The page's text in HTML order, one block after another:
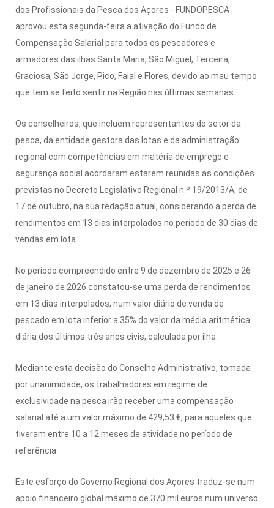
dos Profissionais da Pesca dos Açores - FUNDOPESCA
aprovou esta segunda-feira a ativação do Fundo de
Compensação Salarial para todos os pescadores e
armadores das ilhas Santa Maria, São Miguel, Terceira,
Graciosa, São Jorge, Pico, Faial e Flores, devido ao mau tempo
que tem se feito sentir na Região nas últimas semanas.
Os conselheiros, que incluem representantes do setor da
pesca, da entidade gestora das lotas e da administração
regional com competências em matéria de emprego e
segurança social acordaram estarem reunidas as condições
previstas no Decreto Legislativo Regional n.º 19/2013/A, de
17 de outubro, na sua redação atual, considerando a perda de
rendimentos em 13 dias interpolados no período de 30 dias de
vendas em lota.
No período compreendido entre 9 de dezembro de 2025 e 26
de janeiro de 2026 constatou-se uma perda de rendimentos
em 13 dias interpolados, num valor diário de venda de
pescado em lota inferior a 35% do valor da média aritmética
diária dos últimos três anos civis, calculada por ilha.
Mediante esta decisão do Conselho Administrativo, tomada
por unanimidade, os trabalhadores em regime de
exclusividade na pesca irão receber uma compensação
salarial até a um valor máximo de 429,53 €, para aqueles que
tiveram entre 10 a 12 meses de atividade no período de
referência.
Este esforço do Governo Regional dos Açores traduz-se num
apoio financeiro global máximo de 370 mil euros num universo